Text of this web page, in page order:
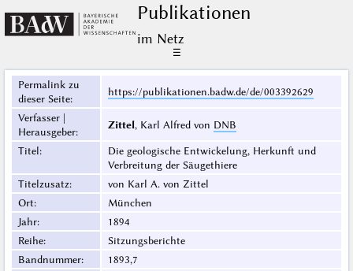
Publikationen
im Netz
☰
Permalink zu
dieser Seite:
https://publikationen.badw.de/de/003392629
Verfasser |
Herausgeber:
Zittel, Karl Alfred von DNB
Titel:
Die geologische Entwickelung, Herkunft und
Verbreitung der Säugethiere
Titelzusatz:
von Karl A. von Zittel
Ort:
München
Jahr:
1894
Reihe:
Sitzungsberichte
Bandnummer:
1893,7